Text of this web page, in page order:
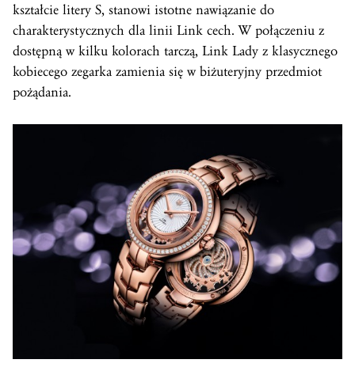
kształcie litery S, stanowi istotne nawiązanie do
charakterystycznych dla linii Link cech. W połączeniu z
dostępną w kilku kolorach tarczą, Link Lady z klasycznego
kobiecego zegarka zamienia się w biżuteryjny przedmiot
pożądania.